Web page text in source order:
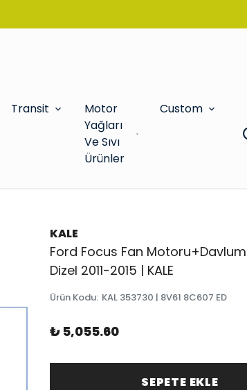
Transit
Motor
Yağları
Ve Sıvı
Ürünler
Custom
KALE
Ford Focus Fan
Dizel 2011-2015 | KALE
Ürün Kodu: KAL 353730 | 8V61 8C607 ED
₺ 5,055.60
SEPETE EKLE